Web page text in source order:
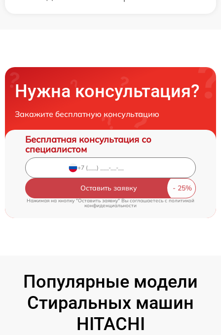
Нужна консультация?
Закажите бесплатную консультацию
Бесплатная консультация со
специалистом
Оставить заявку
Нажимая на кнопку "Оставить заявку" Вы соглашаетесь cполитикой
конфиденциальности
Популярные модели
Стиральных машин
HITACHI